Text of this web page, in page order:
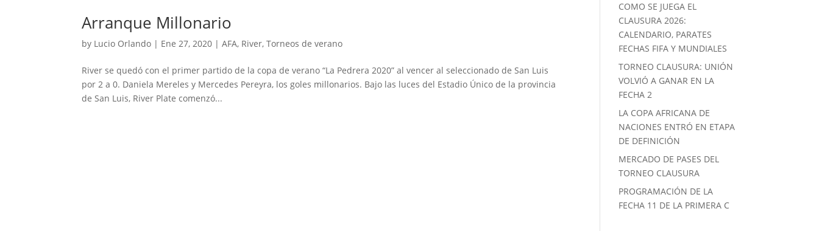
Arranque Millonario
by Lucio Orlando | Ene 27, 2020 |AFA, River,Torneos de verano
River se quedó con el primer partido de la copa de verano “La Pedrera 2020” al vencer al seleccionado de San Luis
por 2 a 0. Daniela Mereles y Mercedes Pereyra, los goles millonarios. Bajo las luces del Estadio Único de la provincia
de San Luis, River Plate comenzó...
COMO SE JUEGA EL
CLAUSURA 2026:
CALENDARIO, PARATES
FECHAS FIFA Y MUNDIALES
TORNEO CLAUSURA: UNIÓN
VOLVIÓ A GANAR EN LA
FECHA 2
LA COPA AFRICANA DE
NACIONES ENTRÓ EN ETAPA
DE DEFINICIÓN
MERCADO DE PASES DEL
TORNEO CLAUSURA
PROGRAMACIÓN DE LA
FECHA 11 DE LA PRIMERA C